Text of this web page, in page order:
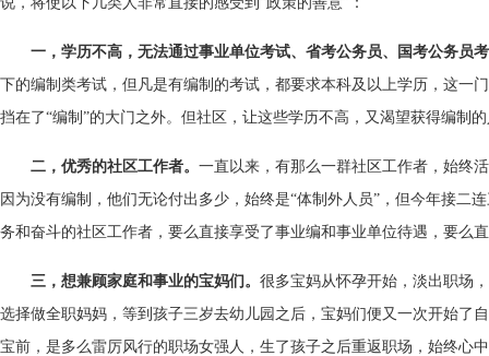
一，学历不高，无法通过事业单位考试、省考公务员、国考公务员
下的编制类考试，但凡是有编制的考试，都要求本科及以上学历，这一
挡在了“编制”的大门之外。但社区，让这些学历不高，又渴望获得编制
二，优秀的社区工作者。 一直以来，有那么一群社区工作者，始终
因为没有编制，他们无论付出多少，始终是“体制外人员”，但今年接二
务和奋斗的社区工作者，要么直接享受了事业编和事业单位待遇，要么
三，想兼顾家庭和事业的宝妈们。 很多宝妈从怀孕开始，淡出职场
选择做全职妈妈，等到孩子三岁去幼儿园之后，宝妈们便又一次开始了
宝前，是多么雷厉风行的职场女强人，生了孩子之后重返职场，始终心